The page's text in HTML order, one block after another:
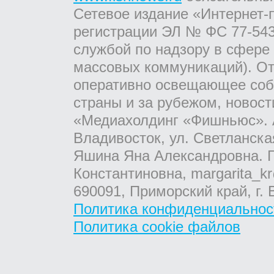
Сетевое издание
регистрации ЭЛ № ФС 77-
службой по надзору в
массовых коммуникаций).
оперативно освещающее
страны и за рубежом,
«Медиахолдинг «Фишньюс».
Владивосток, ул.
Яшина Яна Александровна.
Константиновна,
690091, Приморский край,
Политика
Политика cookie файлов